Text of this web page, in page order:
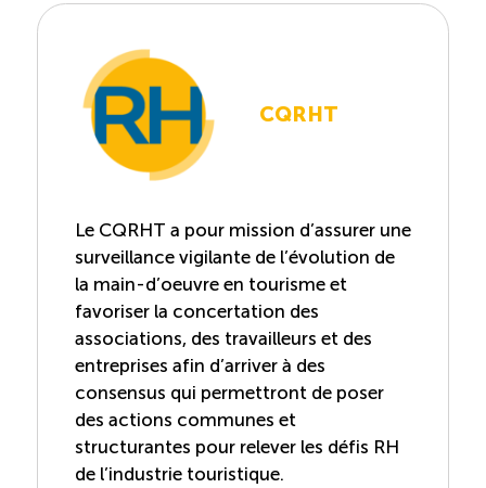
CQRHT
Le CQRHT a pour mission d’assurer une
surveillance vigilante de l’évolution de
la main-d’oeuvre en tourisme et
favoriser la concertation des
associations, des travailleurs et des
entreprises afin d’arriver à des
consensus qui permettront de poser
des actions communes et
structurantes pour relever les défis RH
de l’industrie touristique.